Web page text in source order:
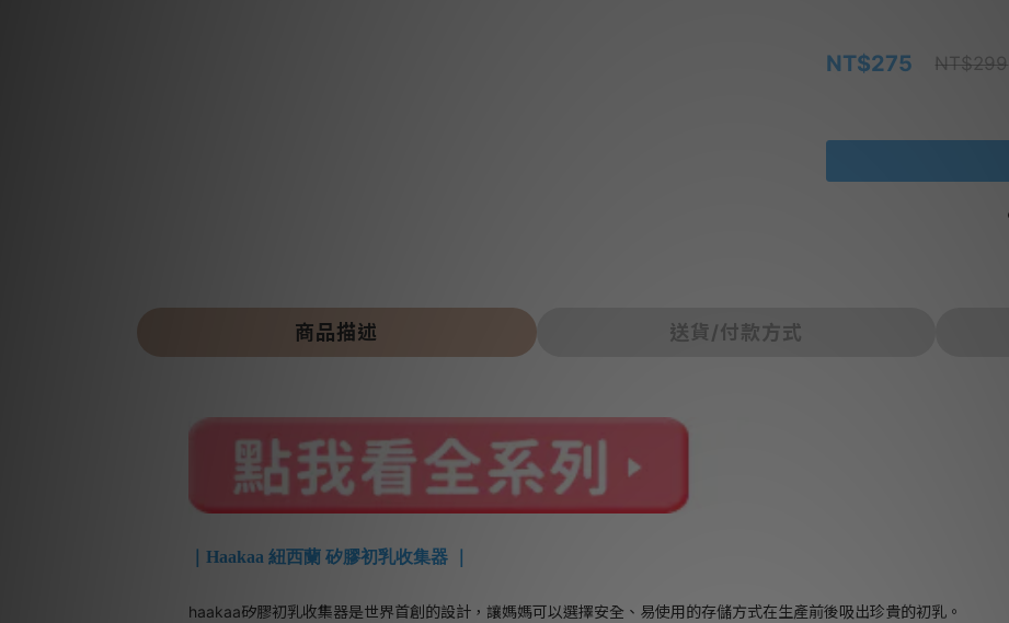
NT$275 NT$299
商品描述 送貨/付款方式
｜Haakaa 紐西蘭 矽膠初乳收集器 ｜
haakaa矽膠初乳收集器是世界首創的設計，讓媽媽可以選擇安全、易使用的存儲方式在生產前後吸出珍貴的初乳。